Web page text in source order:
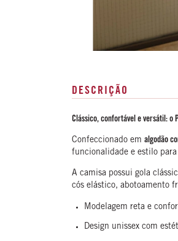
DESCRIÇÃO
Clássico, confortável e versátil: o
Confeccionado em algodão
funcionalidade e estilo
A camisa possui gola
cós elástico, abotoamento
Modelagem reta e
Design unissex com